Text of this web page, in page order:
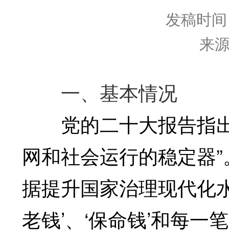
发稿时
来
一、基本情况
党的二十大报告指出
网和社会运行的稳定器
据提升国家治理现代化
老钱’、‘保命钱’和每一